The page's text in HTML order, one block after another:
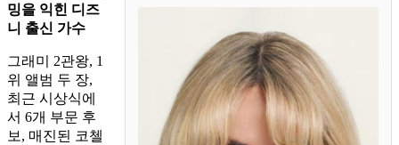
밍을 익힌 디즈
니 출신 가수
그래미 2관왕, 1
위 앨범 두 장,
최근 시상식에
서 6개 부문 후
보, 매진된 코첼